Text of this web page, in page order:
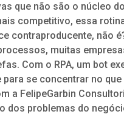
que não são o núcleo
competitivo, essa
contraproducente, não
muitas
Com o RPA, um bot
para se concentrar no
a FelipeGarbin
dos problemas do